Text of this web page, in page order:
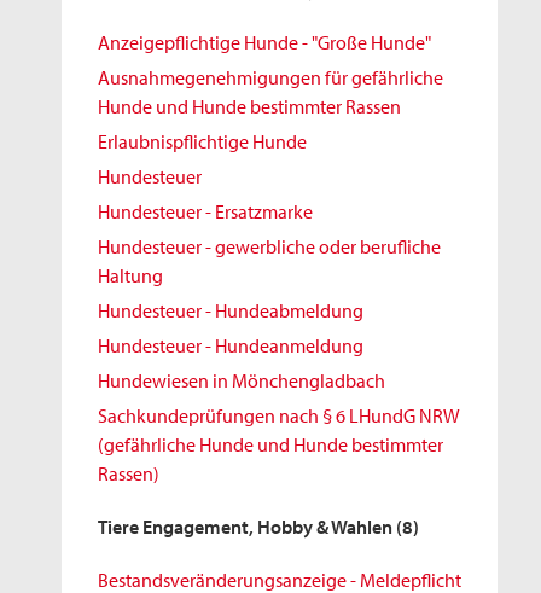
Anzeigepflichtige Hunde - "Große Hunde"
Ausnahmegenehmigungen für gefährliche
Hunde und Hunde bestimmter Rassen
Erlaubnispflichtige Hunde
Hundesteuer
Hundesteuer - Ersatzmarke
Hundesteuer - gewerbliche oder berufliche
Haltung
Hundesteuer - Hundeabmeldung
Hundesteuer - Hundeanmeldung
Hundewiesen in Mönchengladbach
Sachkundeprüfungen nach § 6 LHundG NRW
(gefährliche Hunde und Hunde bestimmter
Rassen)
Tiere Engagement, Hobby & Wahlen (8)
Bestandsveränderungsanzeige - Meldepflicht